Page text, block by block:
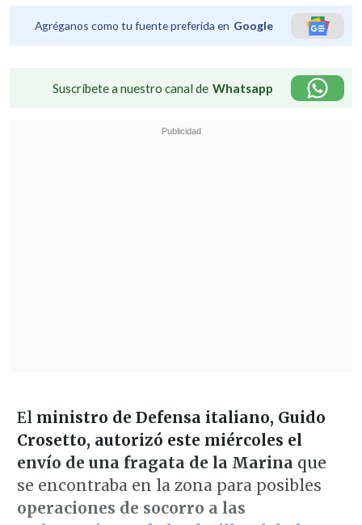
Agréganos como tu fuente preferida en Google
Suscríbete a nuestro canal de Whatsapp
El ministro de Defensa italiano, Guido
Crosetto, autorizó este miércoles el
envío de una fragata de la Marina que
se encontraba en la zona para posibles
operaciones de socorro a las